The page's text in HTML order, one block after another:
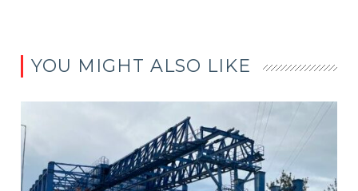
YOU MIGHT ALSO LIKE